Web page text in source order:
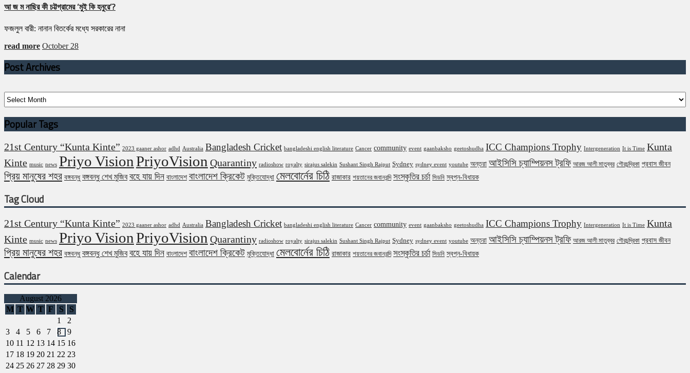
আ জ ম নাছির কী চট্টগ্রামের ‘মুই কি হনুরে’?
ফজলুল বারী: নানান বিতর্কের মধ্যে সরকারের নানা
read more October 28
Post Archives
Archives
Popular Tags
21st Century “Kunta Kinte” 2023 gaaner ashor adhd Australia Bangladesh Cricket bangladeshi english literature Cancer community event gaanbaksho geetoshudha ICC Champions Trophy Intergeneration It is Time Kunta
Kinte music news Priyo VisionPriyoVision Quarantiny radioshow royalty sirajus salekin Sushant Singh Rajput Sydney sydney event youtube অন্তরা আইসিসি চ্যাম্পিয়নস ট্রফি আরজ আলী মাতুব্বর গৌরচন্দ্রিকা প্রবাস জীবন
প্রিয় মানুষের শহর বঙ্গবন্ধু বঙ্গবন্ধু শেখ মুজিব বহে যায় দিন বাংলাদেশ বাংলাদেশ ক্রিকেট মুক্তিযোদ্ধা মেলবোর্নের চিঠি রাজাকার শয়তানের জবানবন্দি সংস্কৃতির চর্চা সিডনি স্বপ্ন-বিধায়ক
Tag Cloud
21st Century “Kunta Kinte” 2023 gaaner ashor adhd Australia Bangladesh Cricket bangladeshi english literature Cancer community event gaanbaksho geetoshudha ICC Champions Trophy Intergeneration It is Time Kunta
Kinte music news Priyo VisionPriyoVision Quarantiny radioshow royalty sirajus salekin Sushant Singh Rajput Sydney sydney event youtube অন্তরা আইসিসি চ্যাম্পিয়নস ট্রফি আরজ আলী মাতুব্বর গৌরচন্দ্রিকা প্রবাস জীবন
প্রিয় মানুষের শহর বঙ্গবন্ধু বঙ্গবন্ধু শেখ মুজিব বহে যায় দিন বাংলাদেশ বাংলাদেশ ক্রিকেট মুক্তিযোদ্ধা মেলবোর্নের চিঠি রাজাকার শয়তানের জবানবন্দি সংস্কৃতির চর্চা সিডনি স্বপ্ন-বিধায়ক
Calendar
August 2026
M T W T F S
S
1
2
3
4 5 6 7 8
9
10 11 12 13 14 15 16
17 18 19 20 21 22 23
24 25 26 27 28 29 30